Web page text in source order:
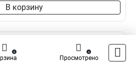
В корзину
0
Просмотрено
0